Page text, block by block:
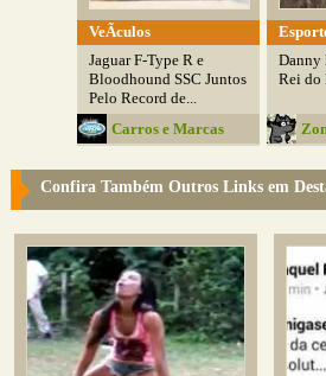
VeÃ­culos
Jaguar F-Type R e
Bloodhound SSC Juntos
Pelo Record de...
Carros e Marcas
Danny
Rei
Confira Também Outros Links em